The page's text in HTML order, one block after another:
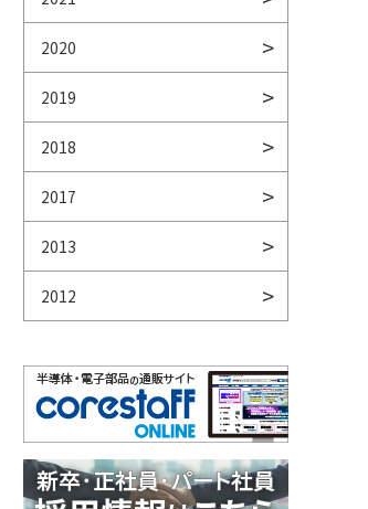
2020
2019
2018
2017
2013
2012